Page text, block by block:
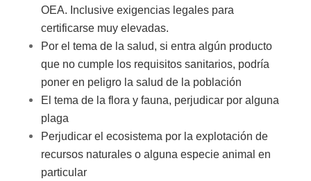
OEA. Inclusive exigencias legales para
certificarse muy elevadas.
Por el tema de la salud, si entra algún producto
que no cumple los requisitos sanitarios, podría
poner en peligro la salud de la población
El tema de la flora y fauna, perjudicar por alguna
plaga
Perjudicar el ecosistema por la explotación de
recursos naturales o alguna especie animal en
particular